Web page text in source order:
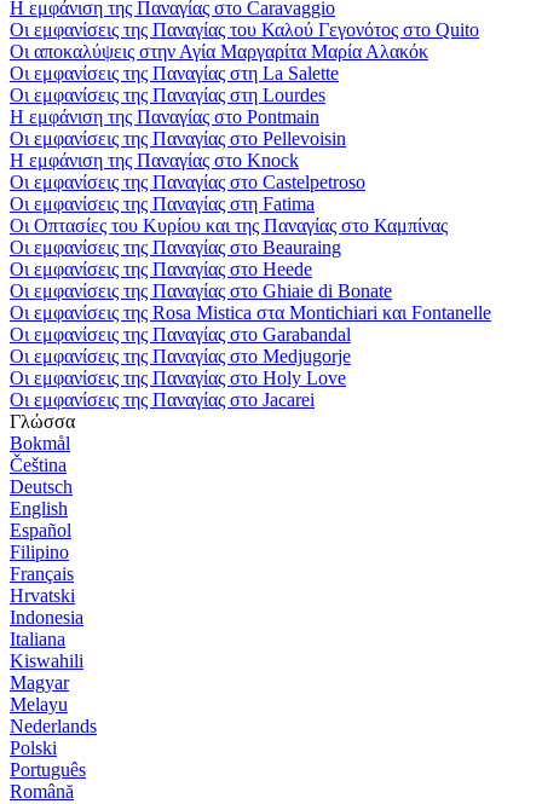
Η εμφάνιση της Παναγίας στο Caravaggio
Οι εμφανίσεις της Παναγίας του Καλού Γεγονότος στο Quito
Οι αποκαλύψεις στην Αγία Μαργαρίτα Μαρία Αλακόκ
Οι εμφανίσεις της Παναγίας στη La Salette
Οι εμφανίσεις της Παναγίας στη Lourdes
Η εμφάνιση της Παναγίας στο Pontmain
Οι εμφανίσεις της Παναγίας στο Pellevoisin
Η εμφάνιση της Παναγίας στο Knock
Οι εμφανίσεις της Παναγίας στο Castelpetroso
Οι εμφανίσεις της Παναγίας στη Fatima
Οι Οπτασίες του Κυρίου και της Παναγίας στο Καμπίνας
Οι εμφανίσεις της Παναγίας στο Beauraing
Οι εμφανίσεις της Παναγίας στο Heede
Οι εμφανίσεις της Παναγίας στο Ghiaie di Bonate
Οι εμφανίσεις της Rosa Mistica στα Montichiari και Fontanelle
Οι εμφανίσεις της Παναγίας στο Garabandal
Οι εμφανίσεις της Παναγίας στο Medjugorje
Οι εμφανίσεις της Παναγίας στο Holy Love
Οι εμφανίσεις της Παναγίας στο Jacarei
Γλώσσα
Bokmål
Čeština
Deutsch
English
Español
Filipino
Français
Hrvatski
Indonesia
Italiana
Kiswahili
Magyar
Melayu
Nederlands
Polski
Português
Română